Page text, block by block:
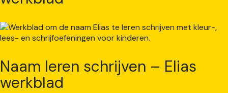
Naam leren schrijven – Elias
werkblad